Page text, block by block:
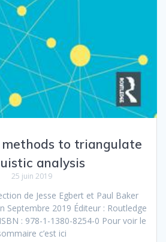
methods to triangulate
analysis
25 juin 2019
de Jesse Egbert et Paul Baker
Septembre 2019 Éditeur : Routledge
: 978-1-1380-8254-0 Pour voir le
c’est ici